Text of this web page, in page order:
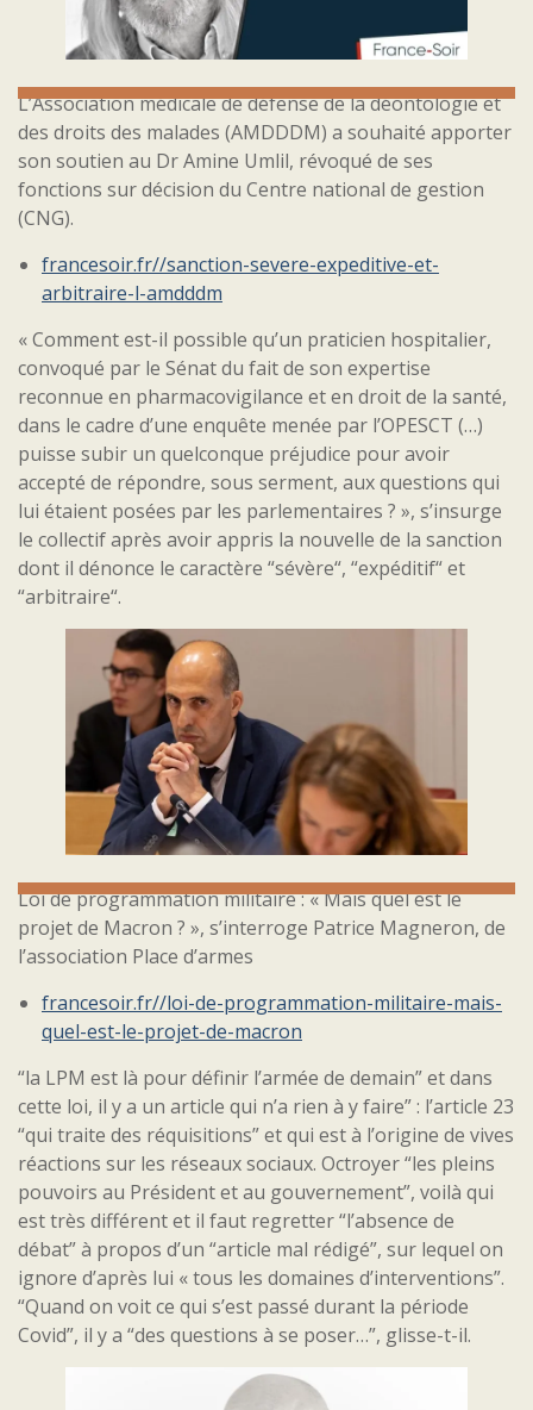
L’Association médicale de défense de la déontologie et
des droits des malades (AMDDDM) a souhaité apporter
son soutien au Dr Amine Umlil, révoqué de ses
fonctions sur décision du Centre national de gestion
(CNG).
francesoir.fr//sanction-severe-expeditive-et-
arbitraire-l-amdddm
« Comment est-il possible qu’un praticien hospitalier,
convoqué par le Sénat du fait de son expertise
reconnue en pharmacovigilance et en droit de la santé,
dans le cadre d’une enquête menée par l’OPESCT (…)
puisse subir un quelconque préjudice pour avoir
accepté de répondre, sous serment, aux questions qui
lui étaient posées par les parlementaires ? », s’insurge
le collectif après avoir appris la nouvelle de la sanction
dont il dénonce le caractère “sévère“, “expéditif“ et
“arbitraire“.
Loi de programmation militaire : « Mais quel est le
projet de Macron ? », s’interroge Patrice Magneron, de
l’association Place d’armes
francesoir.fr//loi-de-programmation-militaire-mais-
quel-est-le-projet-de-macron
“la LPM est là pour définir l’armée de demain” et dans
cette loi, il y a un article qui n’a rien à y faire” : l’article 23
“qui traite des réquisitions” et qui est à l’origine de vives
réactions sur les réseaux sociaux. Octroyer “les pleins
pouvoirs au Président et au gouvernement”, voilà qui
est très différent et il faut regretter “l’absence de
débat” à propos d’un “article mal rédigé”, sur lequel on
ignore d’après lui « tous les domaines d’interventions”.
“Quand on voit ce qui s’est passé durant la période
Covid”, il y a “des questions à se poser…”, glisse-t-il.